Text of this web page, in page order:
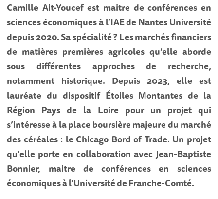
Camille Ait-Youcef est maitre de conférences en
sciences économiques à l’IAE de Nantes Université
depuis 2020. Sa spécialité ? Les marchés financiers
de matières premières agricoles qu’elle aborde
sous différentes approches de recherche,
notamment historique. Depuis 2023, elle est
lauréate du dispositif Étoiles Montantes de la
Région Pays de la Loire pour un projet qui
s’intéresse à la place boursière majeure du marché
des céréales : le Chicago Bord of Trade. Un projet
qu’elle porte en collaboration avec Jean-Baptiste
Bonnier, maitre de conférences en sciences
économiques à l’Université de Franche-Comté.